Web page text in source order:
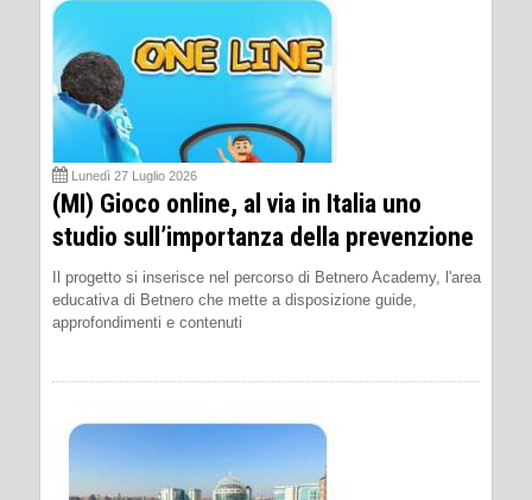
Lunedì 27 Luglio 2026
(MI) Gioco online, al via in Italia uno
studio sull’importanza della prevenzione
Il progetto si inserisce nel percorso di Betnero Academy, l'area
educativa di Betnero che mette a disposizione guide,
approfondimenti e contenuti